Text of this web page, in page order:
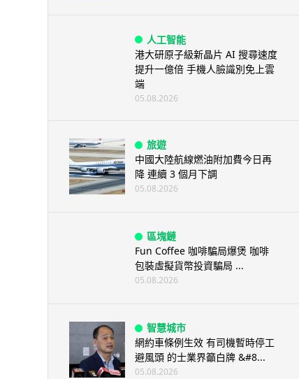
人工智能
港大研原子級新晶片 AI 搜尋速度
提升一億倍 手機人臉識別免上雲
端
05.08.2026
旅遊
中國大陸航線燃油附加費今日再
降 連續 3 個月下調
05.08.2026
區塊鏈
Fun Coffee 咖啡騙局爆煲 咖啡
包裝虛擬貨幣投資騙局 ...
05.08.2026
智慧城市
網約車條例生效 有司機暫時停工
避風頭 的士業界籲白牌 &#8...
05.08.2026